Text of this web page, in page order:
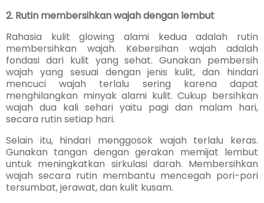
2. Rutin membersihkan wajah dengan lembut
Rahasia kulit glowing alami kedua adalah rutin
membersihkan wajah. Kebersihan wajah adalah
fondasi dari kulit yang sehat. Gunakan pembersih
wajah yang sesuai dengan jenis kulit, dan hindari
mencuci wajah terlalu sering karena dapat
menghilangkan minyak alami kulit. Cukup bersihkan
wajah dua kali sehari yaitu pagi dan malam hari,
secara rutin setiap hari.
Selain itu, hindari menggosok wajah terlalu keras.
Gunakan tangan dengan gerakan memijat lembut
untuk meningkatkan sirkulasi darah. Membersihkan
wajah secara rutin membantu mencegah pori-pori
tersumbat, jerawat, dan kulit kusam.